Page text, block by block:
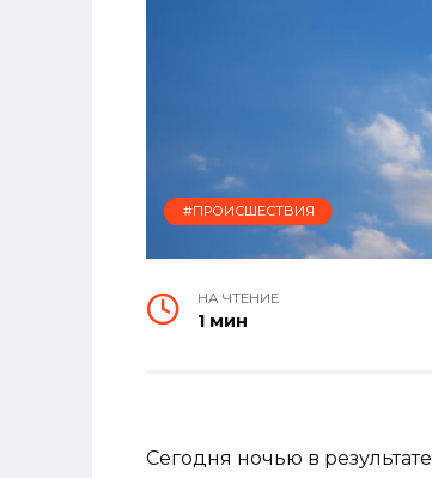
#ПРОИСШЕСТВИЯ
НА ЧТЕНИЕ
1 мин
Сегодня ночью в